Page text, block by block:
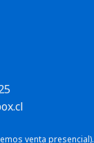
venta presencial).